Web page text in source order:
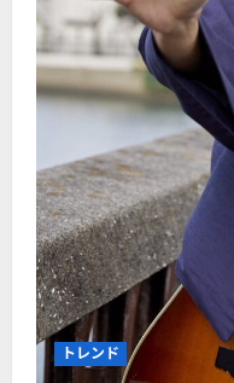
トレンド